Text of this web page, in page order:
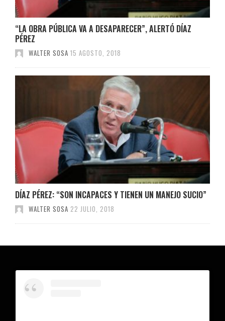
“LA OBRA PÚBLICA VA A DESAPARECER”, ALERTÓ DÍAZ
PÉREZ
WALTER SOSA 15 AGOSTO, 2018
DÍAZ PÉREZ: “SON INCAPACES Y TIENEN UN MANEJO SUCIO”
WALTER SOSA 22 JULIO, 2018